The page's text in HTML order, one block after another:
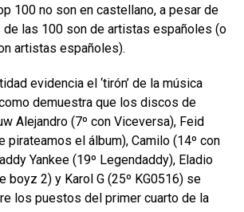
100 no son en castellano, a pesar de
de las 100 son de artistas españoles (o
artistas españoles).
evidencia el ‘tirón’ de la música
como demuestra que los discos de
Alejandro (7º con Viceversa), Feid
pirateamos el álbum), Camilo (14º con
Yankee (19º Legendaddy), Eladio
boyz 2) y Karol G (25º KG0516) se
los puestos del primer cuarto de la